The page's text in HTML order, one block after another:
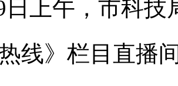
日上午，市科
线》栏目直播